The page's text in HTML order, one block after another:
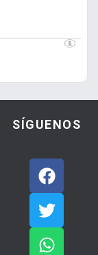
SÍGUENOS